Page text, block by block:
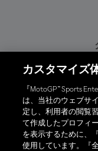
プ
カスタマイズ
『MotoGP™ Sports
は、当社のウェブサ
定し、利用者の閲覧
て作成したプロフィ
を表示するために、
使用しています。『